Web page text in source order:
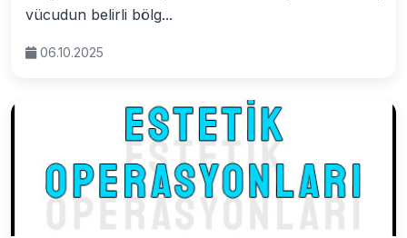
vücudun belirli bölg...
06.10.2025